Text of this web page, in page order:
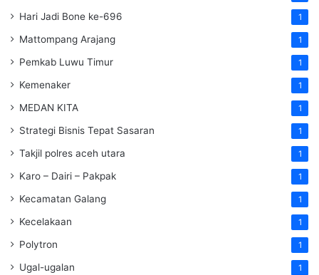
Hari Jadi Bone ke-696 1
Mattompang Arajang 1
Pemkab Luwu Timur 1
Kemenaker 1
MEDAN KITA 1
Strategi Bisnis Tepat Sasaran 1
Takjil polres aceh utara 1
Karo – Dairi – Pakpak 1
Kecamatan Galang 1
Kecelakaan 1
Polytron 1
Ugal-ugalan 1